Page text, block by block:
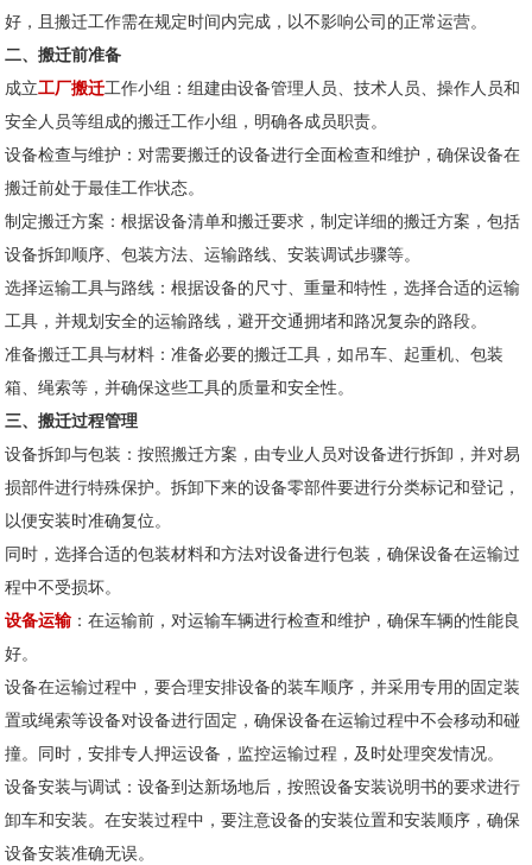
好，且搬迁工作需在规定时间内完成，以不影响公司的正常运营。
二、搬迁前准备
成立工厂搬迁工作小组：组建由设备管理人员、技术人员、操作人员和
安全人员等组成的搬迁工作小组，明确各成员职责。
设备检查与维护：对需要搬迁的设备进行全面检查和维护，确保设备在
搬迁前处于最佳工作状态。
制定搬迁方案：根据设备清单和搬迁要求，制定详细的搬迁方案，包括
设备拆卸顺序、包装方法、运输路线、安装调试步骤等。
选择运输工具与路线：根据设备的尺寸、重量和特性，选择合适的运输
工具，并规划安全的运输路线，避开交通拥堵和路况复杂的路段。
准备搬迁工具与材料：准备必要的搬迁工具，如吊车、起重机、包装
箱、绳索等，并确保这些工具的质量和安全性。
三、搬迁过程管理
设备拆卸与包装：按照搬迁方案，由专业人员对设备进行拆卸，并对易
损部件进行特殊保护。拆卸下来的设备零部件要进行分类标记和登记，
以便安装时准确复位。
同时，选择合适的包装材料和方法对设备进行包装，确保设备在运输过
程中不受损坏。
设备运输 ：在运输前，对运输车辆进行检查和维护，确保车辆的性能良
好。
设备在运输过程中，要合理安排设备的装车顺序，并采用专用的固定装
置或绳索等设备对设备进行固定，确保设备在运输过程中不会移动和碰
撞。同时，安排专人押运设备，监控运输过程，及时处理突发情况。
设备安装与调试：设备到达新场地后，按照设备安装说明书的要求进行
卸车和安装。在安装过程中，要注意设备的安装位置和安装顺序，确保
设备安装准确无误。